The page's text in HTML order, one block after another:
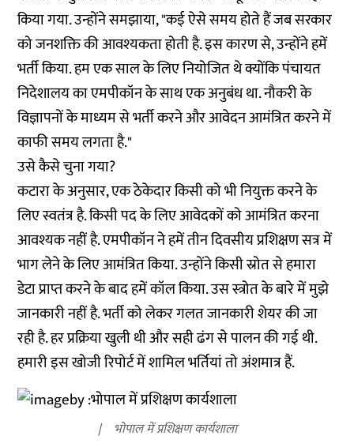
किया गया. उन्होंने समझाया, "कई ऐसे समय होते हैं जब सरकार
को जनशक्ति की आवश्यकता होती है. इस कारण से, उन्होंने हमें
भर्ती किया. हम एक साल के लिए नियोजित थे क्योंकि पंचायत
निदेशालय का एमपीकॉन के साथ एक अनुबंध था. नौकरी के
विज्ञापनों के माध्यम से भर्ती करने और आवेदन आमंत्रित करने में
काफी समय लगता है."
उसे कैसे चुना गया?
कटारा के अनुसार, एक ठेकेदार किसी को भी नियुक्त करने के
लिए स्वतंत्र है. किसी पद के लिए आवेदकों को आमंत्रित करना
आवश्यक नहीं है. एमपीकॉन ने हमें तीन दिवसीय प्रशिक्षण सत्र में
भाग लेने के लिए आमंत्रित किया. उन्होंने किसी स्रोत से हमारा
डेटा प्राप्त करने के बाद हमें कॉल किया. उस स्त्रोत के बारे में मुझे
जानकारी नहीं है. भर्ती को लेकर गलत जानकारी शेयर की जा
रही है. हर प्रक्रिया खुली थी और सही ढंग से पालन की गई थी.
हमारी इस खोजी रिपोर्ट में शामिल भर्तियां तो अंशमात्र हैं.
भोपाल में प्रशिक्षण कार्यशाला